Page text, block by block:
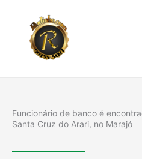
conteúdo
Funcionário de banco é
Santa Cruz do Arari, no Marajó